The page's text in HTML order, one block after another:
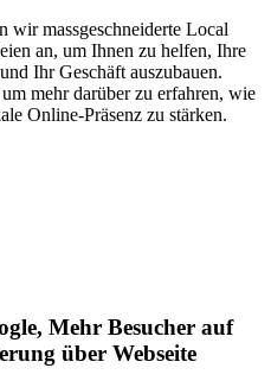
wir massgeschneiderte Local
an, um Ihnen zu helfen, Ihre
Ihr Geschäft auszubauen.
mehr darüber zu erfahren, wie
Online-Präsenz zu stärken.
Mehr Besucher auf
über Webseite